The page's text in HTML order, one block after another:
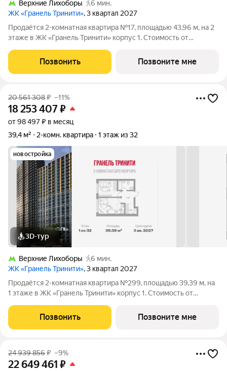
Верхние Лихоборы
6 мин.
ЖК «Гранель Тринити», 3 квартал 2027
Продаётся 2-комнатная квартира №17, площадью 43,96 м, на 2
этаже в ЖК «Гранель Тринити» корпус 1. Стоимость от
односторонняя, окна во двор. Жилой квартал «Гранель
Тринити» расположен на севере Москвы, в
Позвонить Позвоните мне
20 561 308₽ –11%
18 253 407₽
от 98 497 ₽ в месяц
39,4 м²
2-комн. квартира 1 этаж из 32
новостройка
3D-тур
Верхние Лихоборы
6 мин.
ЖК «Гранель Тринити», 3 квартал 2027
Продаётся 2-комнатная квартира №299, площадью 39,39 м, на
1 этаже в ЖК «Гранель Тринити» корпус 1. Стоимость от
односторонняя, окна во двор. Жилой квартал «Гранель
Тринити» расположен на севере Москвы,
Позвонить Позвоните мне
24 939 856₽ –9%
22 649 461 ₽